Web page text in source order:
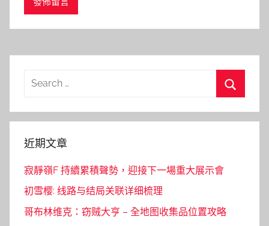
Search
近期文章
寂靜嶺F 持續累積聲勢，迎接下一場重大展示會
初雪樱: 线路与结局关联详细梳理
哥布林维克：窃贼大亨 – 全地图收集品位置攻略